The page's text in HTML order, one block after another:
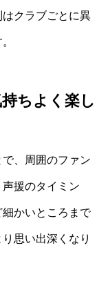
クラブごとに異
ちよく楽し
、周囲のファン
援のタイミン
かいところまで
思い出深くなり